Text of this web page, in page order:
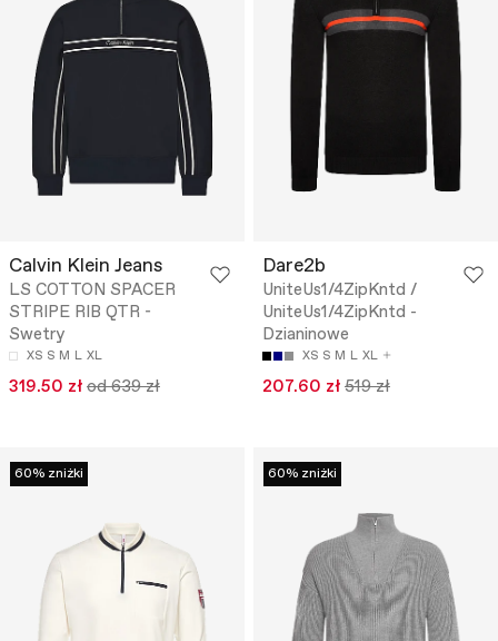
Calvin Klein Jeans
LS COTTON SPACER
STRIPE RIB QTR -
Swetry
XS S M L XL
319.50 zł od 639 zł
Dare2b
UniteUs1/4ZipKntd /
UniteUs1/4ZipKntd -
Dzianinowe
XS S M L XL
207.60 zł 519 zł
60% zniżki 60% zniżki